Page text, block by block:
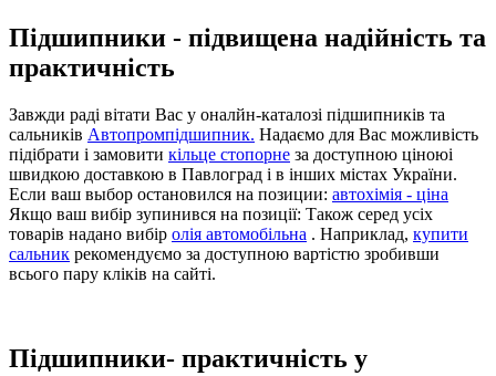
Підшипники - підвищена надійність та
практичність
Завжди раді вітати Вас у оналйн-каталозі підшипників та
сальників Автопромпідшипник. Надаємо для Вас можливість
підібрати і замовити кільце стопорне за доступною ціноюі
швидкою доставкою в Павлоград і в інших містах України.
Если ваш выбор остановился на позиции: автохімія - ціна
Якщо ваш вибір зупинився на позиції: Також серед усіх
товарів надано вибір олія автомобільна . Наприклад, купити
сальник рекомендуємо за доступною вартістю зробивши
всього пару кліків на сайті.
Підшипники- практичність у